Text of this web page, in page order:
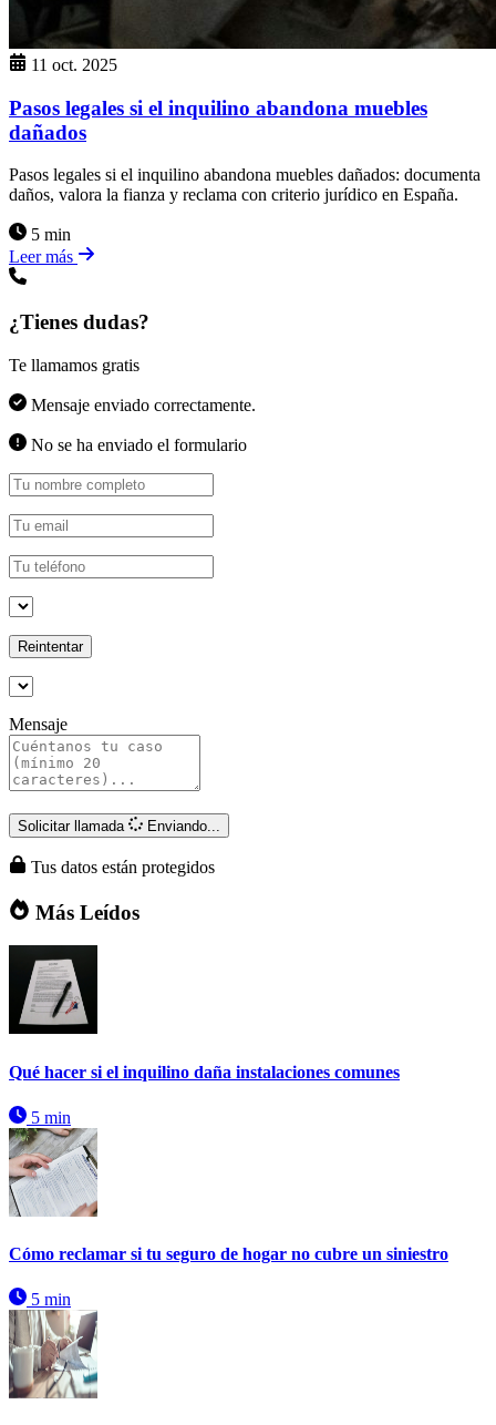
11 oct. 2025
Pasos legales si el inquilino abandona muebles
dañados
Pasos legales si el inquilino abandona muebles dañados: documenta
daños, valora la fianza y reclama con criterio jurídico en España.
5 min
Leer más
¿Tienes dudas?
Te llamamos gratis
Mensaje enviado correctamente.
No se ha enviado el formulario
Reintentar
Mensaje
Solicitar llamada Enviando...
Tus datos están protegidos
Más Leídos
Qué hacer si el inquilino daña instalaciones comunes
5 min
Cómo reclamar si tu seguro de hogar no cubre un siniestro
5 min